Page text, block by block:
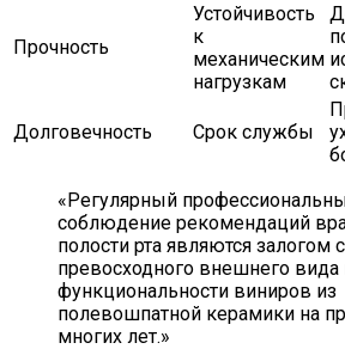
Прочность
Устойчивость
к
механическим
нагрузкам
Долговечность Срок службы
«Регулярный
соблюдение рекомендаций
полости рта являются залогом
превосходного внешнего вида
функциональности виниров из
полевошпатной керамики на
многих лет.»